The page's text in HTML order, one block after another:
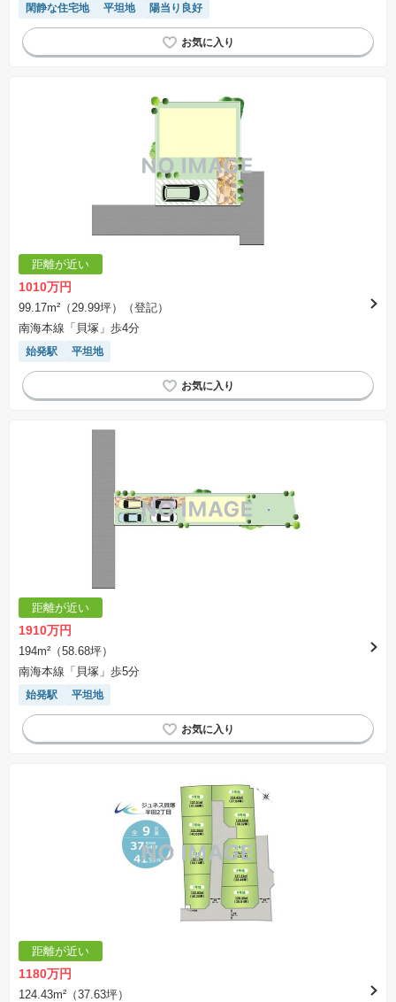
閑静な住宅地 平坦地 陽当り良好
距離が近い
1010万円
99.17m²（29.99坪）（登記）
南海本線「貝塚」歩4分
始発駅 平坦地
距離が近い
1910万円
194m²（58.68坪）
南海本線「貝塚」歩5分
始発駅 平坦地
距離が近い
1180万円
124.43m²（37.63坪）